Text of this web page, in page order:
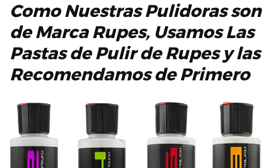
Como NuestrasPulidorasson
deMarca Rupes, Usamos Las
Pastas de Pulir de Rupes y las
Recomendamos de Primero